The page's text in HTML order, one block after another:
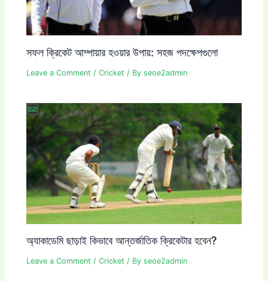
সফল ক্রিকেট আম্পায়ার হওয়ার উপায়: সহজ পদক্ষেপগুলো
Leave a Comment /Cricket / Byseoe2admin
অ্যাকাডেমি ছাড়াই কিভাবে আন্তর্জাতিক ক্রিকেটার হবেন?
Leave a Comment /Cricket / Byseoe2admin